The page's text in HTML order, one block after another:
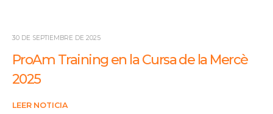
30 DE SEPTIEMBRE DE 2025
ProAm Training en la Cursa de la Mercè
2025
LEER NOTICIA